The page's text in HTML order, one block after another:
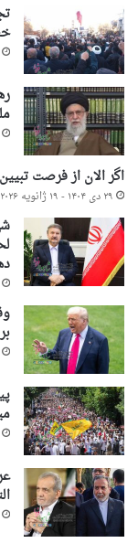
اگر الان از فرصت
۲۹ دی ۱۴۰۴ - ۱۹ ژانویه ۲۰۲۶